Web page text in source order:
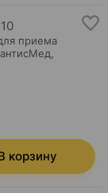
10
приема
корзину